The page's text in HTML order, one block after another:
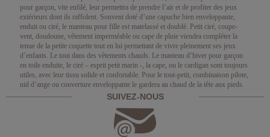
pour garçon, vite enfilé, leur permettra de prendre l’air et de profiter des jeux
extérieurs dont ils raffolent. Souvent doté d’une capuche bien enveloppante,
enduit ou ciré, le manteau pour fille est matelassé et doublé. Petit ciré, coupe-
vent, doudoune, vêtement imperméable ou cape de pluie viendra compléter la
tenue de la petite coquette tout en lui permettant de vivre pleinement ses jeux
d’enfants. Le tout dans des vêtements chauds. Le manteau d’hiver pour garçon
en toile enduite, le ciré – esprit petit marin -, la cape, ou le cardigan sont toujours
utiles, avec leur tissu solide et confortable. Pour le tout-petit, combinaison pilote,
nid d’ange ou couverture enveloppante le gardera au chaud de la tête aux pieds.
SUIVEZ-NOUS